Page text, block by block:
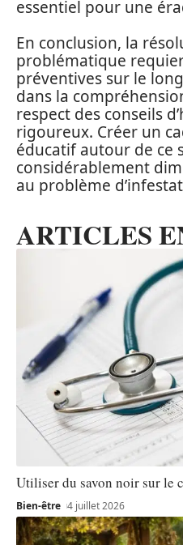
essentiel pour une
En conclusion, la
problématique
préventives sur le
dans la
respect des conseils
rigoureux. Créer un
éducatif autour de ce
considérablement
au problème
ARTICLES
Utiliser du savon noir sur le
Bien-être 4 juillet 2026